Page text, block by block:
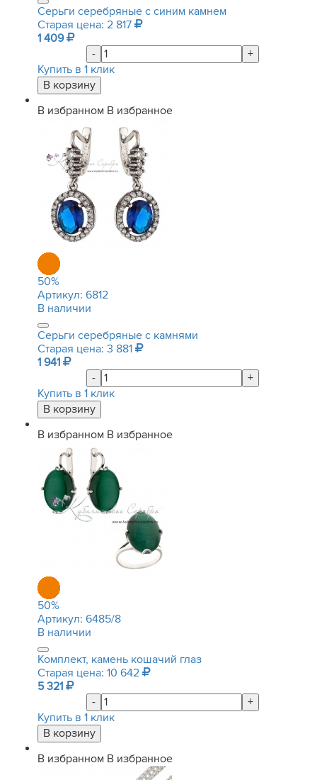
Серьги серебряные с синим камнем
Старая цена: 2 817
1 409
-
+
Купить в 1 клик
В избранном В избранное
50%
Артикул: 6812
В наличии
Серьги серебряные с камнями
Старая цена: 3 881
1 941
-
+
Купить в 1 клик
В избранном В избранное
50%
Артикул: 6485/8
В наличии
Комплект, камень кошачий глаз
Старая цена: 10 642
5 321
-
+
Купить в 1 клик
В избранном В избранное